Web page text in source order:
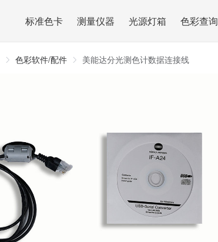
标准色卡 测量仪器 光源灯箱 色彩查询
色彩软件/配件 美能达分光测色计数据连接线